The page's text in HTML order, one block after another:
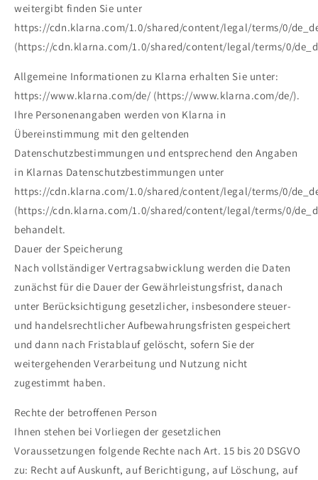
weitergibt finden Sie unter
https://cdn.klarna.com/1.0/shared/content/legal/terms/0/
(https://cdn.klarna.com/1.0/shared/content/legal/terms/0/
Allgemeine Informationen zu Klarna erhalten Sie unter:
https://www.klarna.com/de/ (https://www.klarna.com/de/).
Ihre Personenangaben werden von Klarna in
Übereinstimmung mit den geltenden
Datenschutzbestimmungen und entsprechend den Angaben
in Klarnas Datenschutzbestimmungen unter
https://cdn.klarna.com/1.0/shared/content/legal/terms/0/
(https://cdn.klarna.com/1.0/shared/content/legal/terms/0/
behandelt.
Dauer der Speicherung
Nach vollständiger Vertragsabwicklung werden die Daten
zunächst für die Dauer der Gewährleistungsfrist, danach
unter Berücksichtigung gesetzlicher, insbesondere steuer-
und handelsrechtlicher Aufbewahrungsfristen gespeichert
und dann nach Fristablauf gelöscht, sofern Sie der
weitergehenden Verarbeitung und Nutzung nicht
zugestimmt haben.
Rechte der betroffenen Person
Ihnen stehen bei Vorliegen der gesetzlichen
Voraussetzungen folgende Rechte nach Art. 15 bis 20 DSGVO
zu: Recht auf Auskunft, auf Berichtigung, auf Löschung, auf